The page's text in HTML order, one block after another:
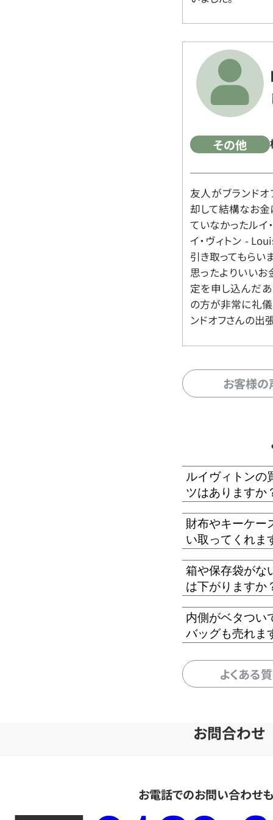
その他
友人がブランド
却して結構なお金
ていなかったルイ
イ・ヴィトン -
引き取ってもらい
思ったよりいいお
定を申し込んだ
の方が非常に礼儀
ンドオフさんの出
お客様
ルイヴィトンの
ツはありますか
財布やキーケー
い取ってくれま
箱や保存袋がな
は下がりますか
内側がベタつい
バッグも売れま
よくある
お問合わせ
お電話でのお問い合わせ